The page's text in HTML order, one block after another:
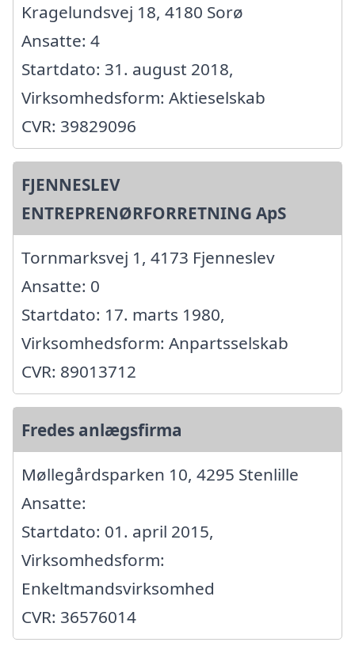
Kragelundsvej 18, 4180 Sorø
Ansatte: 4
Startdato: 31. august 2018,
Virksomhedsform: Aktieselskab
CVR: 39829096
FJENNESLEV
ENTREPRENØRFORRETNING ApS
Tornmarksvej 1, 4173 Fjenneslev
Ansatte: 0
Startdato: 17. marts 1980,
Virksomhedsform: Anpartsselskab
CVR: 89013712
Fredes anlægsfirma
Møllegårdsparken 10, 4295 Stenlille
Ansatte:
Startdato: 01. april 2015,
Virksomhedsform:
Enkeltmandsvirksomhed
CVR: 36576014